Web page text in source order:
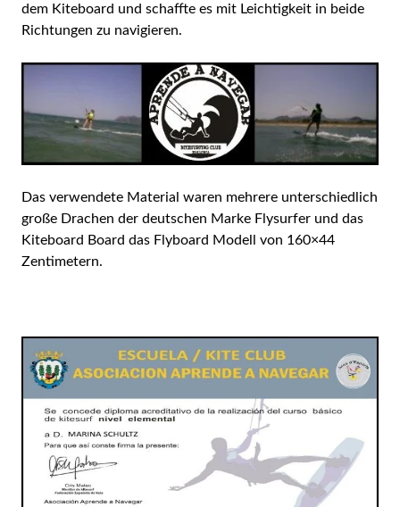
dem Kiteboard und schaffte es mit Leichtigkeit in beide
Richtungen zu navigieren.
Das verwendete Material waren mehrere unterschiedlich
große Drachen der deutschen Marke Flysurfer und das
Kiteboard Board das Flyboard Modell von 160×44
Zentimetern.